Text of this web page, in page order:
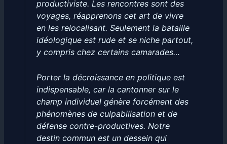
productiviste. Les rencontres sont des
voyages, réapprenons cet art de vivre
en les relocalisant. Seulement la bataille
idéologique est rude et se niche partout,
y compris chez certains camarades…
Porter la décroissance en politique est
indispensable, car la cantonner sur le
champ individuel génère forcément des
phénomènes de culpabilisation et de
défense contre-productives. Notre
destin commun est un dessein qui